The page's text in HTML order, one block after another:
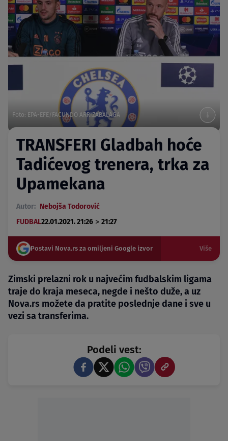
Foto: EPA-EFE/FACUNDO ARRIZABALAGA
TRANSFERI Gladbah hoće
Tadićevog trenera, trka za
Upamekana
Autor: Nebojša Todorović
FUDBAL22.01.2021. 21:26 > 21:27
Postavi Nova.rs za omiljeni Google izvor Više
Zimski prelazni rok u najvećim fudbalskim ligama
traje do kraja meseca, negde i nešto duže, a uz
Nova.rs možete da pratite poslednje dane i sve u
vezi sa transferima.
Podeli vest: